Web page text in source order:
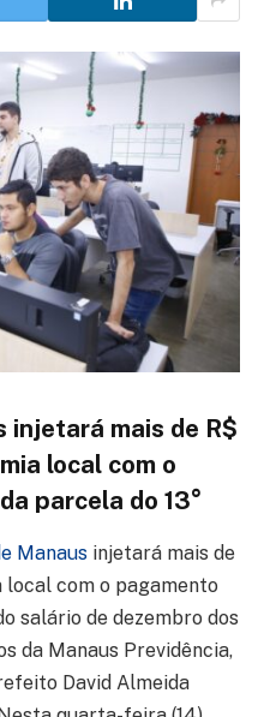
injetará mais de R$
local com o
parcela do 13°
Manaus injetará mais de
local com o pagamento
salário de dezembro dos
da Manaus Previdência,
David Almeida